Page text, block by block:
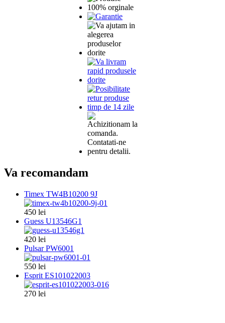
Va recomandam
Timex TW4B10200 9J
450 lei
Guess U13546G1
420 lei
Pulsar PW6001
550 lei
Esprit ES101022003
270 lei